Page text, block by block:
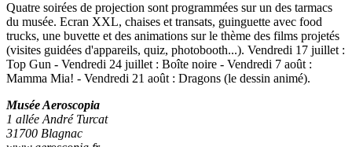
Quatre soirées de projection sont programmées sur un des tarmacs
du musée. Ecran XXL, chaises et transats, guinguette avec food
trucks, une buvette et des animations sur le thème des films projetés
(visites guidées d'appareils, quiz, photobooth...). Vendredi 17 juillet :
Top Gun - Vendredi 24 juillet : Boîte noire - Vendredi 7 août :
Mamma Mia! - Vendredi 21 août : Dragons (le dessin animé).
Musée Aeroscopia
1 allée André Turcat
31700 Blagnac